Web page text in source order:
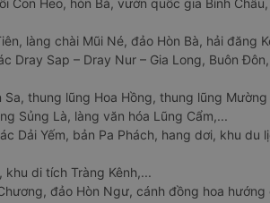
Con Heo, hòn Bà, vườn quốc gia Bình
làng chài Mũi Né, đảo Hòn Bà, hải đăng
Dray Sap – Dray Nur – Gia Long, Buôn Đôn,
thung lũng Hoa Hồng, thung lũng Mường
Sủng Là, làng văn hóa Lũng Cẩm,...
Dải Yếm, bản Pa Phách, hang dơi, khu du
khu di tích Tràng Kênh,...
đảo Hòn Ngư, cánh đồng hoa